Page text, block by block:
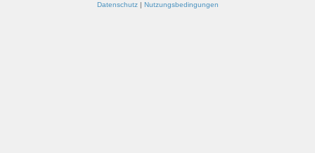
Datenschutz| Nutzungsbedingungen